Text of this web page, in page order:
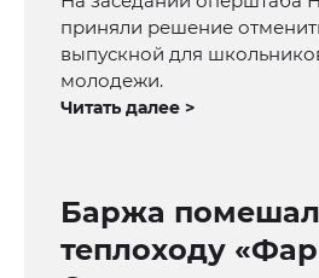
приняли решение
выпускной для
молодежи.
Читать далее >
Баржа
теплоходу